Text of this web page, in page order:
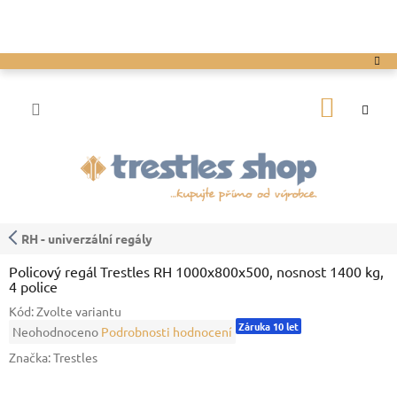
RH - univerzální regály
Policový regál Trestles RH 1000x800x500, nosnost 1400 kg,
4 police
Kód:Zvolte variantu
Průměrné
produktu
Neohodnoceno Podrobnosti hodnocení Záruka 10 let
Značka:Trestles